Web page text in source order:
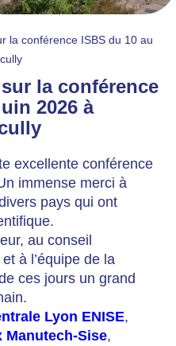
la conférence ISBS du 10 au
la conférence
2026 à
excellente conférence
immense merci à
pays qui ont
au conseil
à l’équipe de la
ces jours un grand
Lyon ENISE,
Manutech-Sise,